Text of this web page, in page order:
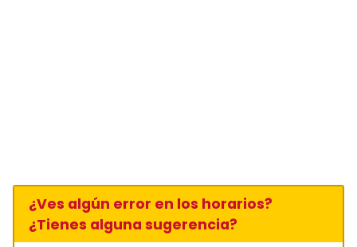
¿Ves algún error en los horarios?
¿Tienes alguna sugerencia?